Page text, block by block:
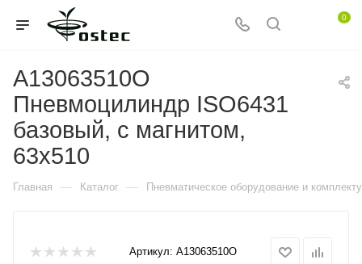
0
A13063510O
Пневмоцилиндр ISO6431
базовый, с магнитом,
63x510
Главная — Каталог — Пневматическое оборудование и
Артикул: A13063510O